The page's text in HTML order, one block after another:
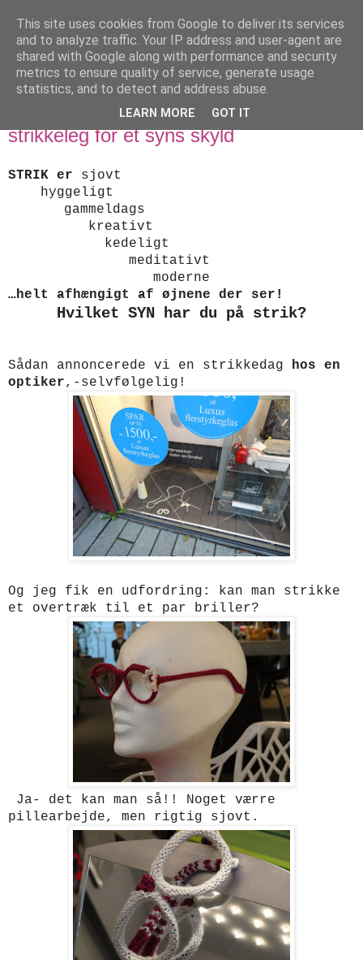
designstrik.dk
.... en side om en yndlingsbeskæftigelse: håndstrik
mandag den 29. oktober 2012
strikkeleg for et syns skyld
STRIK er
sjovt
hyggeligt
gammeldags
kreativt
kedeligt
meditativt
moderne
…helt afhængigt af øjnene der ser!
Hvilket SYN har du på strik?
Sådan annoncerede vi en strikkedag hos en
optiker,- selvfølgelig!
Og jeg fik en udfordring: kan man strikke
et overtræk til et par briller?
Ja- det kan man så!! Noget værre
pillearbejde, men rigtig sjovt.
This site uses cookies from Google to deliver its services
and to analyze traffic. Your IP address and user-agent are
shared with Google along with performance and security
metrics to ensure quality of service, generate usage
statistics, and to detect and address abuse.
LEARN MORE GOT IT